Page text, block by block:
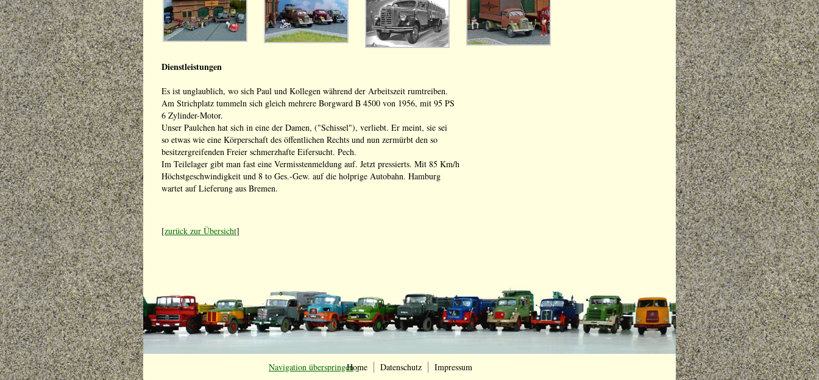
Dienstleistungen
Es ist unglaublich, wo sich Paul und Kollegen während der Arbeitszeit rumtreiben.
Am Strichplatz tummeln sich gleich mehrere Borgward B 4500 von 1956, mit 95 PS
6 Zylinder-Motor.
Unser Paulchen hat sich in eine der Damen, ("Schissel"), verliebt. Er meint, sie sei
so etwas wie eine Körperschaft des öffentlichen Rechts und nun zermürbt den so
besitzergreifenden Freier schmerzhafte Eifersucht. Pech.
Im Teilelager gibt man fast eine Vermisstenmeldung auf. Jetzt pressierts. Mit 85 Km/h
Höchstgeschwindigkeit und 8 to Ges.-Gew. auf die holprige Autobahn. Hamburg
wartet auf Lieferung aus Bremen.
[zurück zur Übersicht]
Navigation überspringenHome Datenschutz Impressum